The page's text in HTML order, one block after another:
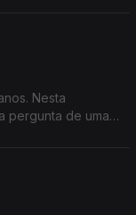
Nesta
pergunta de uma